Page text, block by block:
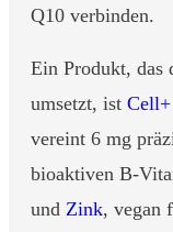
Q10 verbinden.
Ein Produkt, das
umsetzt, ist
vereint 6 mg
bioaktiven B-
und Zink, vegan